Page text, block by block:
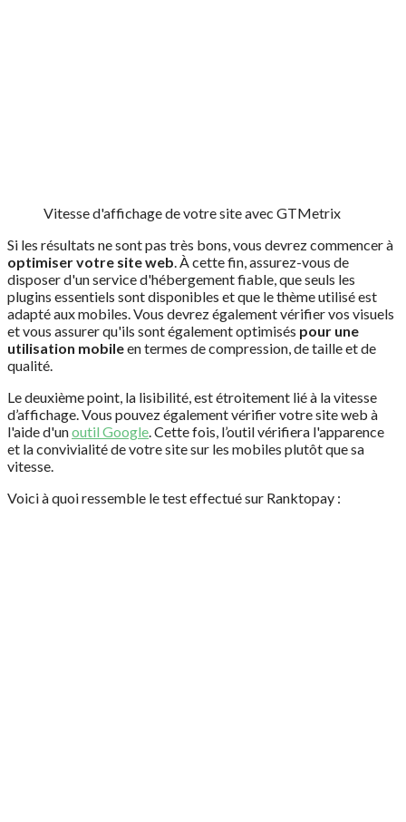
Vitesse d'affichage de votre site avec GTMetrix
Si les résultats ne sont pas très bons, vous devrez commencer à
optimiser votre site web. À cette fin, assurez-vous de
disposer d'un service d'hébergement fiable, que seuls les
plugins essentiels sont disponibles et que le thème utilisé est
adapté aux mobiles. Vous devrez également vérifier vos visuels
et vous assurer qu'ils sont également optimisés pour une
utilisation mobileen termes de compression, de taille et de
qualité.
Le deuxième point, la lisibilité, est étroitement lié à la vitesse
d’affichage. Vous pouvez également vérifier votre site web à
l'aide d'unoutil Google. Cette fois, l’outil vérifiera l'apparence
et la convivialité de votre site sur les mobiles plutôt que sa
vitesse.
Voici à quoi ressemble le test effectué sur Ranktopay :